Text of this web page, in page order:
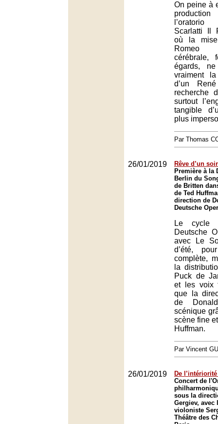
On peine à
l’oratorio
Scarlatti Il
où la
Romeo
cérébrale,
égards,
vraiment
d’un
recherche
surtout
tangible
plus
Par Thomas
26/01/2019
Rêve d’un
Première à la
Berlin du
de Britten
de Ted
direction de
Deutsche
Le cycle
Deutsche
avec Le
d’été,
complète,
la
Puck de
et les voix
que la
de
scénique
scène fine
Huffman.
Par Vincent
26/01/2019
De
Concert de
sous la
Gergiev,
violoniste
Théâtre des